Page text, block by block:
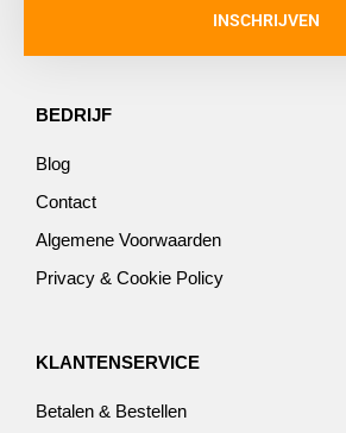
INSCHRIJVEN
BEDRIJF
Blog
Contact
Algemene Voorwaarden
Privacy & Cookie Policy
KLANTENSERVICE
Betalen & Bestellen